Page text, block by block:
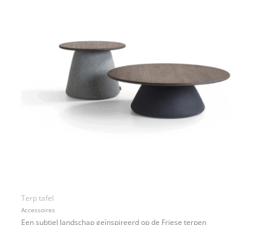
Terp tafel
Accessoires
Een subtiel landschap geïnspireerd op de Friese terpen